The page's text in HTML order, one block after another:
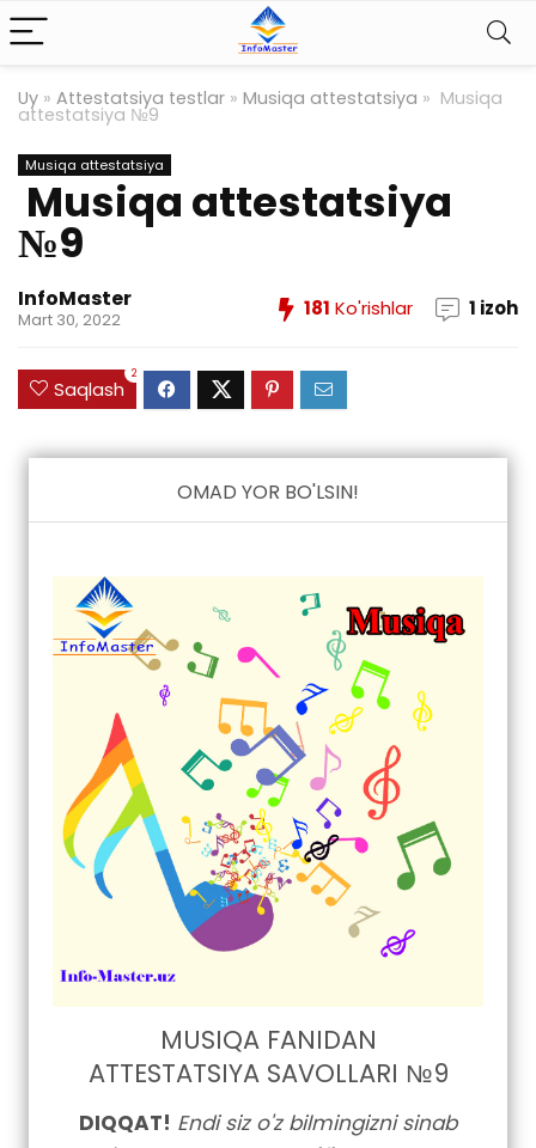
Uy » Attestatsiya testlar » Musiqa attestatsiya » Musiqa
attestatsiya №9
Musiqa attestatsiya
Musiqa attestatsiya
№9
InfoMaster
Mart 30, 2022 181 Ko'rishlar 1 izoh
Saqlash
2
OMAD YOR BO'LSIN!
MUSIQA FANIDAN
ATTESTATSIYA SAVOLLARI №9
DIQQAT! Endi siz o'z bilmingizni sinab